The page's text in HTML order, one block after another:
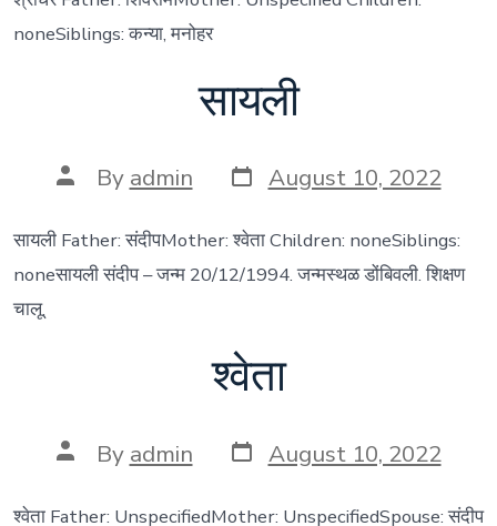
noneSiblings: कन्या, मनोहर
सायली
Post
author
By admin Post
date
August 10, 2022
सायली Father: संदीपMother: श्वेता Children: noneSiblings:
noneसायली संदीप – जन्म 20/12/1994. जन्मस्थळ डोंबिवली. शिक्षण
चालू.
श्वेता
Post
author
By admin Post
date
August 10, 2022
श्वेता Father: UnspecifiedMother: UnspecifiedSpouse: संदीप